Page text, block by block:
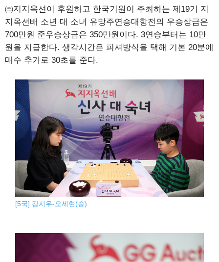
㈜지지옥션이 후원하고 한국기원이 주최하는 제19기 지
지옥션배 소년 대 소녀 유망주연승대항전의 우승상금은
700만원 준우승상금은 350만원이다. 3연승부터는 10만
원을 지급한다. 생각시간은 피셔방식을 택해 기본 20분에
매수 추가로 30초를 준다.
[5국] 강지우-오세현(승).